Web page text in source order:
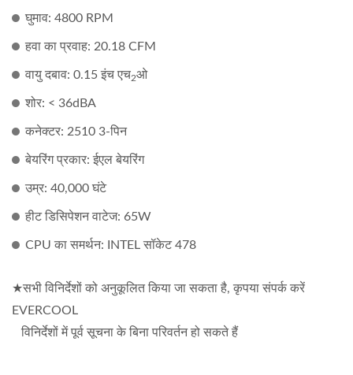
घुमाव: 4800 RPM
हवा का प्रवाह: 20.18 CFM
वायु दबाव: 0.15 इंच एच2ओ
शोर: < 36dBA
कनेक्टर: 2510 3-पिन
बेयरिंग प्रकार: ईएल बेयरिंग
उम्र: 40,000 घंटे
हीट डिसिपेशन वाटेज: 65W
CPU का समर्थन: INTEL सॉकेट 478
★सभी विनिर्देशों को अनुकूलित किया जा सकता है, कृपया संपर्क करें
EVERCOOL
विनिर्देशों में पूर्व सूचना के बिना परिवर्तन हो सकते हैं